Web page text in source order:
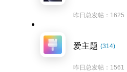
昨日总发帖：1625
爱主题 (314)
昨日总发帖：1561